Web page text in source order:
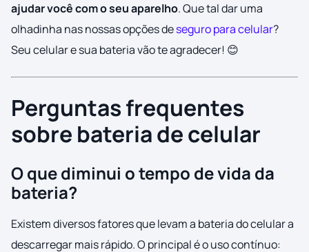
ajudar você com o seu aparelho. Que tal dar uma
olhadinha nas nossas opções deseguro para celular?
Seu celular e sua bateria vão te agradecer! 😊
Perguntas frequentes
sobre bateria de celular
O que diminui o tempo de vida da
bateria?
Existem diversos fatores que levam a bateria do celular a
descarregar mais rápido. O principal é o uso contínuo: